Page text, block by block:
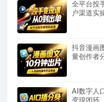
全平台投
户渠道实
抖音漫画
量创作者
AI数字人
变现闭环